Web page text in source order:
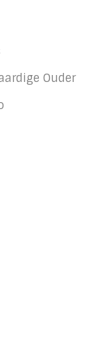
Ouder